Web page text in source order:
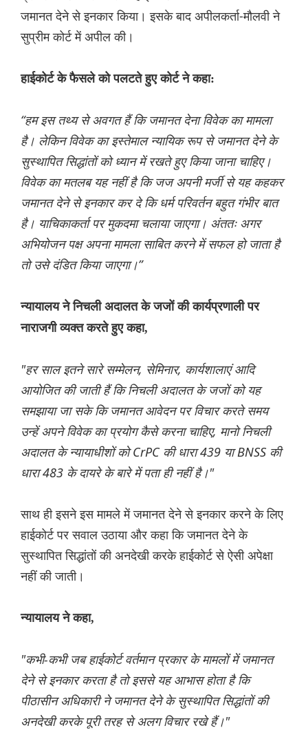
जमानत देने से इनकार किया। इसके बाद अपीलकर्ता-मौलवी ने
सुप्रीम कोर्ट में अपील की।
हाईकोर्ट के फैसले को पलटते हुए कोर्ट ने कहा:
“हम इस तथ्य से अवगत हैं कि जमानत देना विवेक का मामला
है। लेकिन विवेक का इस्तेमाल न्यायिक रूप से जमानत देने के
सुस्थापित सिद्धांतों को ध्यान में रखते हुए किया जाना चाहिए।
विवेक का मतलब यह नहीं है कि जज अपनी मर्जी से यह कहकर
जमानत देने से इनकार कर दे कि धर्म परिवर्तन बहुत गंभीर बात
है। याचिकाकर्ता पर मुकदमा चलाया जाएगा। अंततः अगर
अभियोजन पक्ष अपना मामला साबित करने में सफल हो जाता है
तो उसे दंडित किया जाएगा।”
न्यायालय ने निचली अदालत के जजों की कार्यप्रणाली पर
नाराजगी व्यक्त करते हुए कहा,
"हर साल इतने सारे सम्मेलन, सेमिनार, कार्यशालाएं आदि
आयोजित की जाती हैं कि निचली अदालत के जजों को यह
समझाया जा सके कि जमानत आवेदन पर विचार करते समय
उन्हें अपने विवेक का प्रयोग कैसे करना चाहिए, मानो निचली
अदालत के न्यायाधीशों को CrPC की धारा 439 या BNSS की
धारा 483 के दायरे के बारे में पता ही नहीं है।"
साथ ही इसने इस मामले में जमानत देने से इनकार करने के लिए
हाईकोर्ट पर सवाल उठाया और कहा कि जमानत देने के
सुस्थापित सिद्धांतों की अनदेखी करके हाईकोर्ट से ऐसी अपेक्षा
नहीं की जाती।
न्यायालय ने कहा,
"कभी-कभी जब हाईकोर्ट वर्तमान प्रकार के मामलों में जमानत
देने से इनकार करता है तो इससे यह आभास होता है कि
पीठासीन अधिकारी ने जमानत देने के सुस्थापित सिद्धांतों की
अनदेखी करके पूरी तरह से अलग विचार रखे हैं।"